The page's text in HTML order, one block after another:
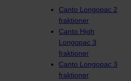
Canto Longopac 2
fraktioner
Canto High
Longopac 3
fraktioner
Canto Longopac 3
fraktioner